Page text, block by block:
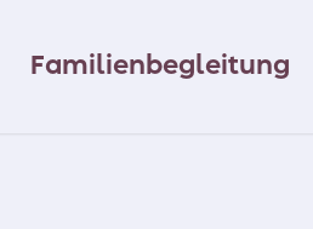
Familienbegleitung